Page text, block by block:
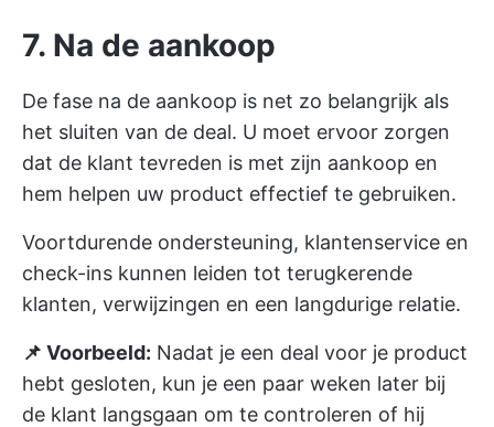
7. Na de aankoop
De fase na de aankoop is net zo belangrijk als
het sluiten van de deal. U moet ervoor zorgen
dat de klant tevreden is met zijn aankoop en
hem helpen uw product effectief te gebruiken.
Voortdurende ondersteuning, klantenservice en
check-ins kunnen leiden tot terugkerende
klanten, verwijzingen en een langdurige relatie.
📌 Voorbeeld: Nadat je een deal voor je product
hebt gesloten, kun je een paar weken later bij
de klant langsgaan om te controleren of hij